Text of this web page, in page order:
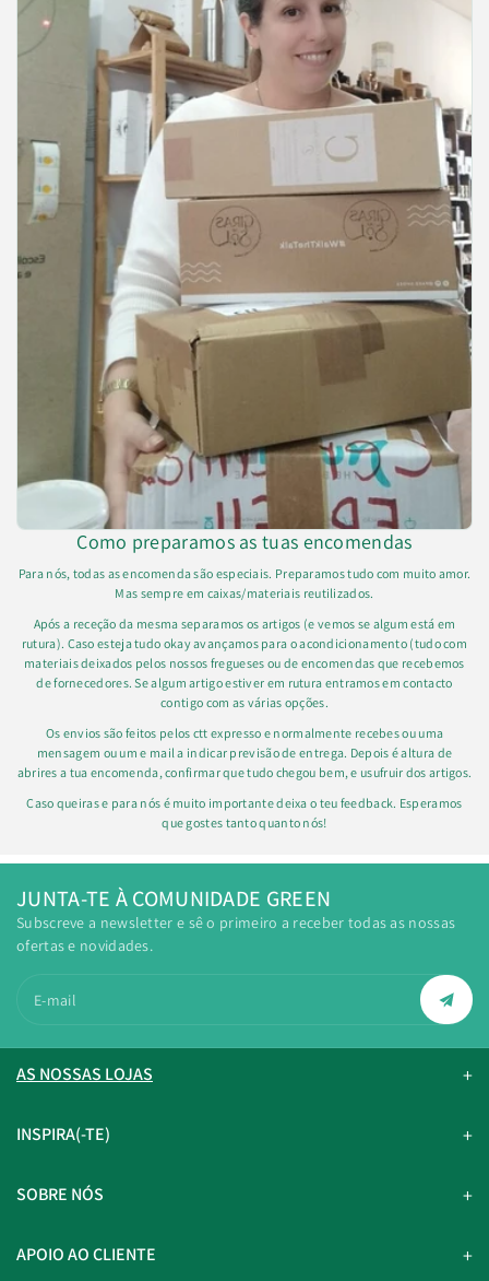
Como preparamos as tuas encomendas
Para nós, todas as encomenda são especiais. Preparamos tudo com muito amor.
Mas sempre em caixas/materiais reutilizados.
Após a receção da mesma separamos os artigos (e vemos se algum está em
rutura). Caso esteja tudo okay avançamos para o acondicionamento (tudo com
materiais deixados pelos nossos fregueses ou de encomendas que recebemos
de fornecedores. Se algum artigo estiver em rutura entramos em contacto
contigo com as várias opções.
Os envios são feitos pelos ctt expresso e normalmente recebes ou uma
mensagem ou um e mail a indicar previsão de entrega. Depois é altura de
abrires a tua encomenda, confirmar que tudo chegou bem, e usufruir dos artigos.
Caso queiras e para nós é muito importante deixa o teu feedback. Esperamos
que gostes tanto quanto nós!
JUNTA-TE À COMUNIDADE GREEN
Subscreve a newsletter e sê o primeiro a receber todas as nossas
ofertas e novidades.
E-mail
AS NOSSAS LOJAS
INSPIRA(-TE)
SOBRE NÓS
APOIO AO CLIENTE